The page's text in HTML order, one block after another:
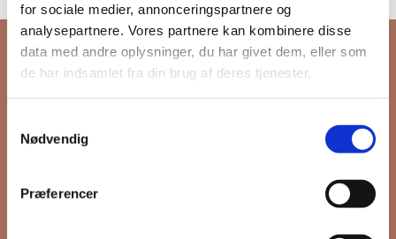
for sociale medier, annonceringspartnere og
analysepartnere. Vores partnere kan kombinere disse
data med andre oplysninger, du har givet dem, eller som
de har indsamlet fra din brug af deres tjenester.
Nødvendig
Præferencer